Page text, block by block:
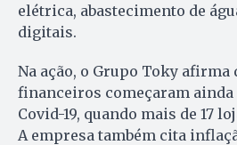
elétrica, abastecimento de
digitais.
Na ação, o Grupo Toky afirma
financeiros começaram ainda
Covid-19, quando mais de 17
A empresa também cita